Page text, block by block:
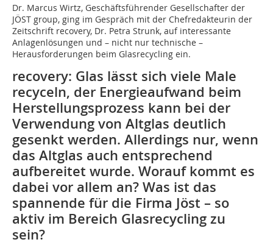
Dr. Marcus Wirtz, Geschäftsführender Gesellschafter der
JÖST group, ging im Gespräch mit der Chefredakteurin der
Zeitschrift recovery, Dr. Petra Strunk, auf interessante
Anlagenlösungen und – nicht nur technische –
Herausforderungen beim Glasrecycling ein.
recovery: Glas lässt sich viele Male
recyceln, der Energieaufwand beim
Herstellungsprozess kann bei der
Verwendung von Altglas deutlich
gesenkt werden. Allerdings nur, wenn
das Altglas auch entsprechend
aufbereitet wurde. Worauf kommt es
dabei vor allem an? Was ist das
spannende für die Firma Jöst – so
aktiv im Bereich Glasrecycling zu
sein?